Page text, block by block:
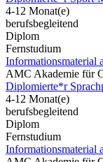
4-12 Monat(e)
berufsbegleitend
Diplom
Fernstudium
Informationsmaterial
AMC Akademie für
Diplomierte*r
4-12 Monat(e)
berufsbegleitend
Diplom
Fernstudium
Informationsmaterial